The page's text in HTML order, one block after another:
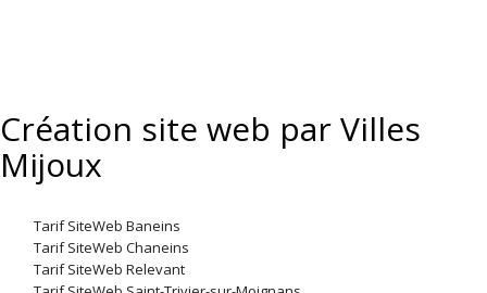
Création site web par Villes
Mijoux
Tarif SiteWeb Baneins
Tarif SiteWeb Chaneins
Tarif SiteWeb Relevant